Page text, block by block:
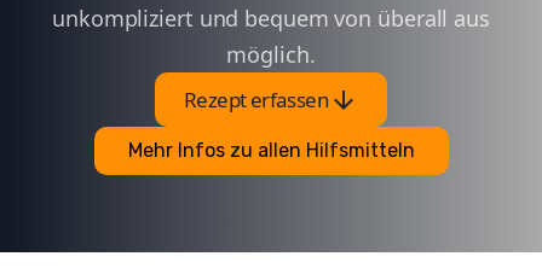
unkompliziert und bequem von überall aus
möglich.
Rezept erfassenarrow_downward
Mehr Infos zu allen Hilfsmitteln